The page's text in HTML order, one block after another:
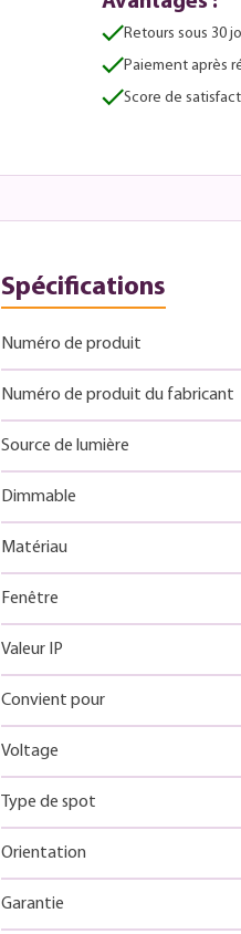
Retours sous 30
Paiement après
Score de
Spécifications
Numéro de produit
Numéro de produit du fabricant
Source de lumière
Dimmable
Matériau
Fenêtre
Valeur IP
Convient pour
Voltage
Type de spot
Orientation
Garantie